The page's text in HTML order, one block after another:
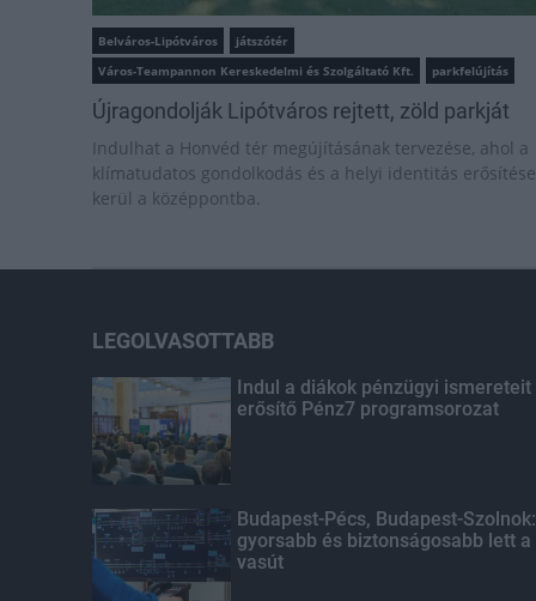
Belváros-Lipótváros
játszótér
Város-Teampannon Kereskedelmi és Szolgáltató Kft.
parkfelújítás
Újragondolják Lipótváros rejtett, zöld parkját
Indulhat a Honvéd tér megújításának tervezése, ahol a
klímatudatos gondolkodás és a helyi identitás erősítése
kerül a középpontba.
LEGOLVASOTTABB
Indul a diákok pénzügyi ismereteit
erősítő Pénz7 programsorozat
Budapest-Pécs, Budapest-Szolnok:
gyorsabb és biztonságosabb lett a
vasút